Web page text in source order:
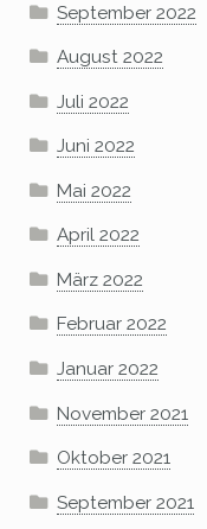
September 2022
August 2022
Juli 2022
Juni 2022
Mai 2022
April 2022
März 2022
Februar 2022
Januar 2022
November 2021
Oktober 2021
September 2021